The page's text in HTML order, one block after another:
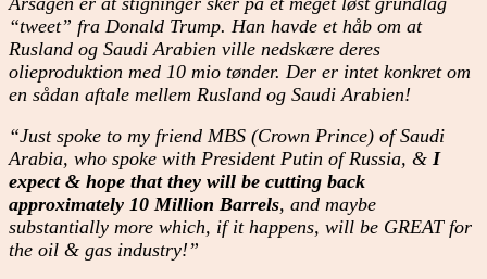
“tweet” fra Donald Trump. Han havde et håb om at
Rusland og Saudi Arabien ville nedskære deres
olieproduktion med 10 mio tønder. Der er intet konkret om
en sådan aftale mellem Rusland og Saudi Arabien!
“Just spoke to my friend MBS (Crown Prince) of Saudi
Arabia, who spoke with President Putin of Russia, & I
expect & hope that they will be cutting back
approximately 10 Million Barrels, and maybe
substantially more which, if it happens, will be GREAT for
the oil & gas industry!”